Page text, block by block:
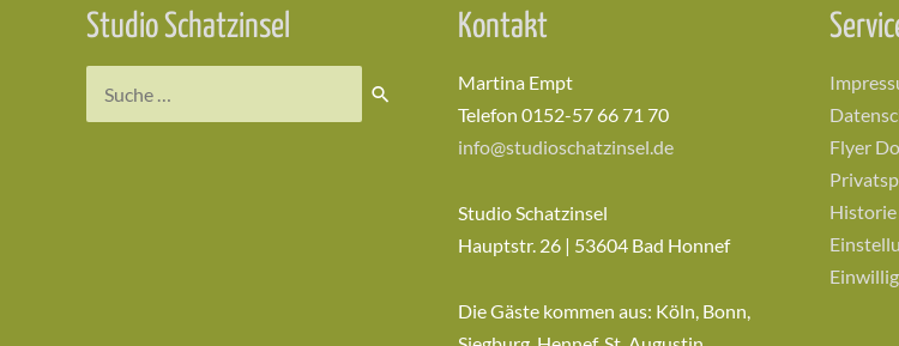
Studio Schatzinsel Kontakt
Martina Empt
Telefon 0152-57 66 71 70
info@studioschatzinsel.de
Studio Schatzinsel
Hauptstr. 26 | 53604 Bad Honnef
Die Gäste kommen aus: Köln, Bonn,
Flyer